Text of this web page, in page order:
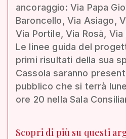
ancoraggio: Via Papa
Baroncello, Via Asiago,
Via Portile, Via Rosà, Via
Le linee guida del
primi risultati della sua
Cassola saranno
pubblico che si terrà
ore 20 nella Sala
Scopri di più su questi